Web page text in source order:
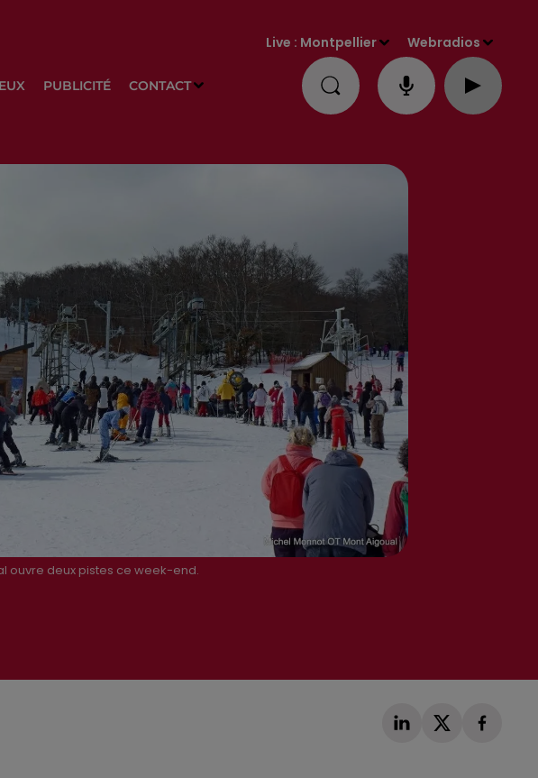
PUBLICITÉ CONTACT
Live : Montpellier Webradios
ouvre deux pistes ce week-end.